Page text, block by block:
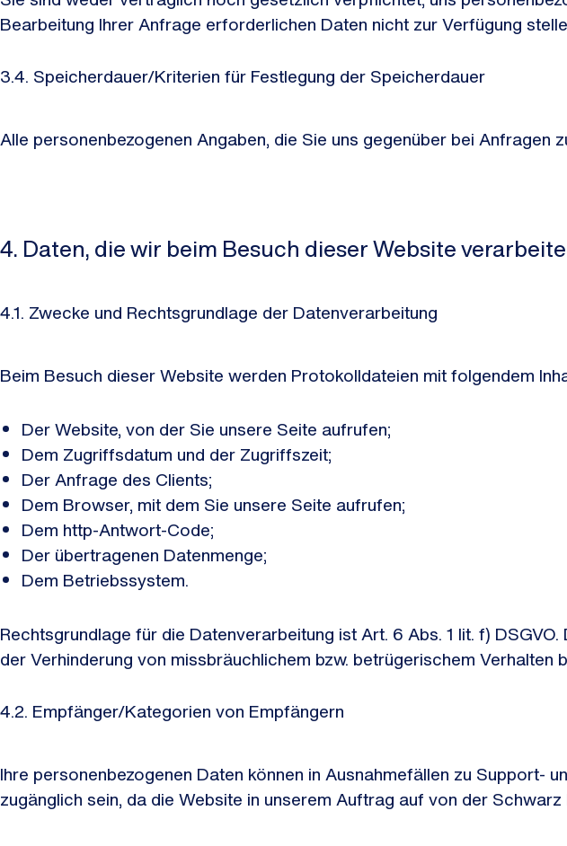
Bearbeitung Ihrer Anfrage erforderlichen Daten nicht zur Verfügung
3.4. Speicherdauer/Kriterien für Festlegung der Speicherdauer
Alle personenbezogenen Angaben, die Sie uns gegenüber bei
4. Daten, die wir beim Besuch dieser Website
4.1. Zwecke und Rechtsgrundlage der Datenverarbeitung
Beim Besuch dieser Website werden Protokolldateien mit folgendem
Der Website, von der Sie unsere Seite aufrufen;
Dem Zugriffsdatum und der Zugriffszeit;
Der Anfrage des Clients;
Dem Browser, mit dem Sie unsere Seite aufrufen;
Dem http-Antwort-Code;
Der übertragenen Datenmenge;
Dem Betriebssystem.
Rechtsgrundlage für die Datenverarbeitung ist Art. 6 Abs. 1 lit. f)
der Verhinderung von missbräuchlichem bzw. betrügerischem
4.2. Empfänger/Kategorien von Empfängern
Ihre personenbezogenen Daten können in Ausnahmefällen zu Support-
zugänglich sein, da die Website in unserem Auftrag auf von der